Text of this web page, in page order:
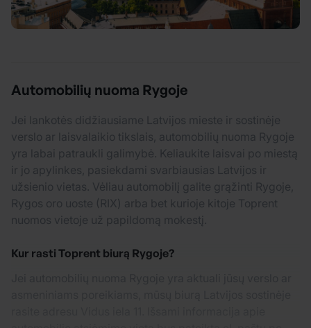
Automobilių nuoma Rygoje
Jei lankotės didžiausiame Latvijos mieste ir sostinėje
verslo ar laisvalaikio tikslais, automobilių nuoma Rygoje
yra labai patraukli galimybė. Keliaukite laisvai po miestą
ir jo apylinkes, pasiekdami svarbiausias Latvijos ir
užsienio vietas. Vėliau automobilį galite grąžinti Rygoje,
Rygos oro uoste (RIX) arba bet kurioje kitoje Toprent
nuomos vietoje už papildomą mokestį.
Kur rasti Toprent biurą Rygoje?